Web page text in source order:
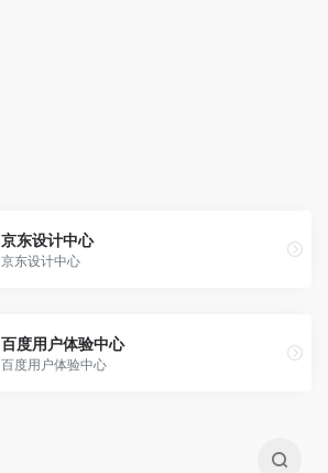
京东设计中心
京东设计中心
百度用户体验中心
百度用户体验中心